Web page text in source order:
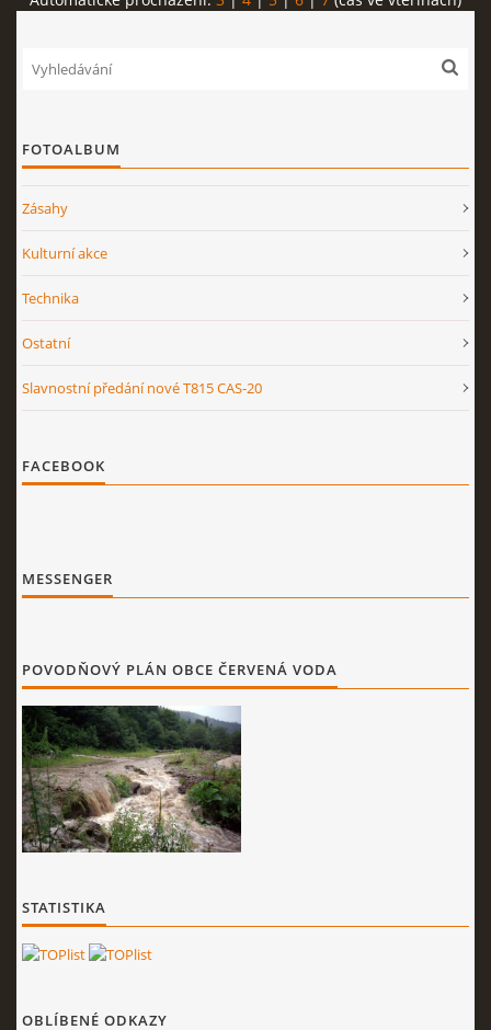
FOTOALBUM
Zásahy
Kulturní akce
Technika
Ostatní
Slavnostní předání nové T815 CAS-20
FACEBOOK
MESSENGER
POVODŇOVÝ PLÁN OBCE ČERVENÁ VODA
STATISTIKA
OBLÍBENÉ ODKAZY